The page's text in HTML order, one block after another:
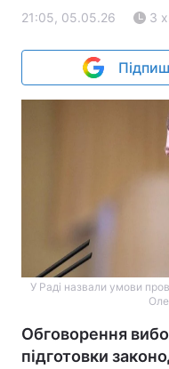
21:05, 05.05.26 3
У Раді назвали умови
Обговорення
підготовки